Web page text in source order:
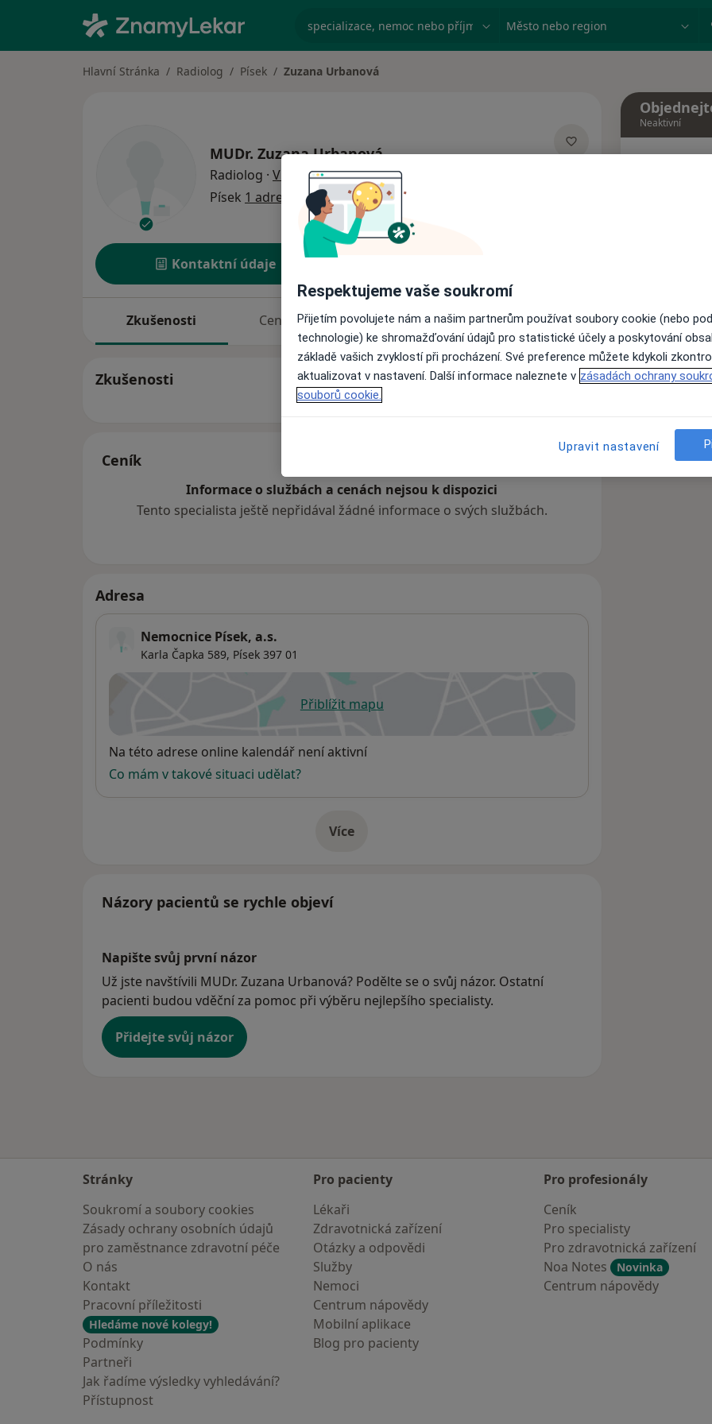
specializace, nemoc nebo příjmení Město nebo region
Hlavní Stránka Radiolog Písek Zuzana Urbanová
MUDr. Zuzana Urbanová
Radiolog · Více
o specializacích
Písek 1 adresa
Kontaktní údaje
Zkušenosti Ceník Adresy Názory pacientů
Zkušenosti
Ceník
Informace o službách a cenách nejsou k dispozici
Tento specialista ještě nepřidával žádné informace o svých službách.
Adresa
Nemocnice Písek, a.s.
Karla Čapka 589, Písek 397 01
Přiblížit mapuse otevře v nové záložce
Dostupnost
Na této adrese online kalendář není aktivní
Co mám v takové situaci udělat?
Víceo adrese
Názory pacientů se rychle objeví
Napište svůj první názor
Už jste navštívili MUDr. Zuzana Urbanová? Podělte se o svůj názor. Ostatní
pacienti budou vděční za pomoc při výběru nejlepšího specialisty.
Přidejte svůj názor
Neaktivní
Stránky
Soukromí a soubory cookies
Zásady ochrany osobních údajů
pro zaměstnance zdravotní péče
O nás
Kontakt
Pracovní příležitosti
Hledáme nové kolegy!
Podmínky
Partneři
Jak řadíme výsledky vyhledávání?
Přístupnost
Pro pacienty
Lékaři
Zdravotnická zařízení
Otázky a odpovědi
Služby
Nemoci
Centrum nápovědy
Mobilní aplikace
Blog pro pacienty
Pro profesionály
Ceník
Pro specialisty
Pro zdravotnická zařízení
Noa Notes
Novinka
Centrum nápovědy
Respektujeme vaše soukromí
Přijetím povolujete nám a našim partnerům používat soubory cookie (nebo
technologie) ke shromažďování údajů pro statistické účely a poskytování
základě vašich zvyklostí při procházení. Své preference můžete kdykoli
aktualizovat v nastavení. Další informace naleznete v zásadách ochrany
souborů cookie.
Upravit nastavení